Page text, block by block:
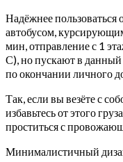
Надёжнее
автобусом,
мин, отправление с 1
С), но пускают в
по окончании личного
Так, если вы везёте с
избавьтесь от этого
проститься с
Минималистичный